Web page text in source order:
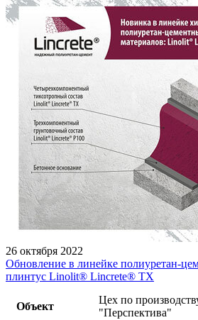
26 октября 2022
Обновление в линейке полиуретан-
плинтус Linolit® Lincrete® ТХ
Объект
Цех по
"Перспектива"